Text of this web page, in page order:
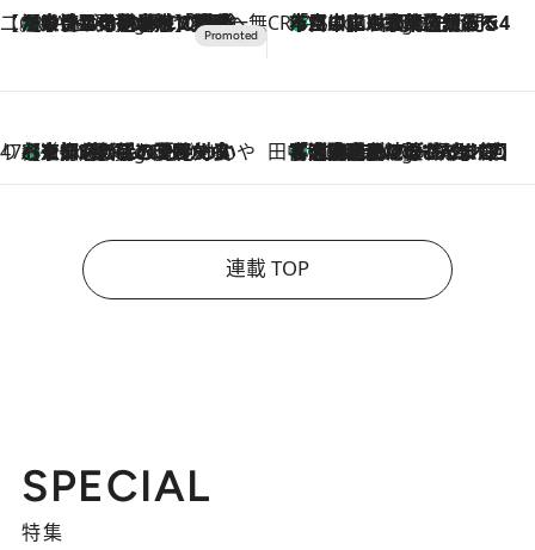
【CREA×星野リゾート】唯一無二。癒しと発見が待つ場所へ
2 Hours Ago
【トンボの足水浴】ヒノキの香りに包まれて涼感マックス！約13℃の湧水かけ流しを避暑地「星野温泉 トンボの湯」で体験 CREA'S CHOICE
4 Hours Ago
「立川にも歌舞伎があるんだよ」 片岡仁左衛門・市川中車ら豪華座組みで4年目の立川立飛歌舞伎へ
47都道府県の手みやげ ひんやりスイーツで夏を満喫
4 Hours Ago
【京都府】この夏絶対食べたい 冷やしておいしいおやつ3選 ひと口目から心を掴む新緑のテリーヌ 田中稲の勝手に再ブーム
9 Hours Ago
「湘南乃風に憧れて」観客大盛上がりの“タオル回し”に、ラッパー顔負けの高速歌唱まで…さだまさし（74）のアグレッシブすぎる現在地
連載 TOP
SPECIAL
特集